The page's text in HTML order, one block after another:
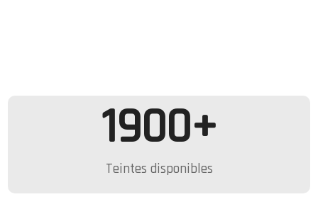
1900+
Teintes disponibles